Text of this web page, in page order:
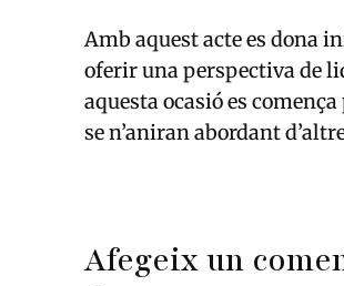
Amb aquest acte es dona
oferir una perspectiva de
aquesta ocasió es
se n’aniran abordant
Afegeix un